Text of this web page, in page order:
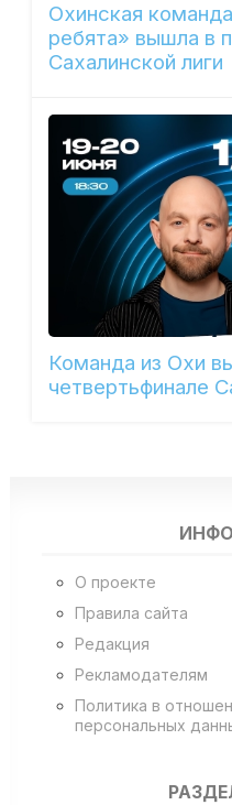
Охинская
ребята» вышла в
Сахалинской лиги
Команда из Охи
четвертьфинале
О проекте
Правила сайта
Редакция
Рекламодателям
Политика в
персональных